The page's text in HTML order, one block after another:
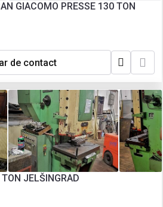
GIACOMO PRESSE 130 TON
de contact
JELŠINGRAD